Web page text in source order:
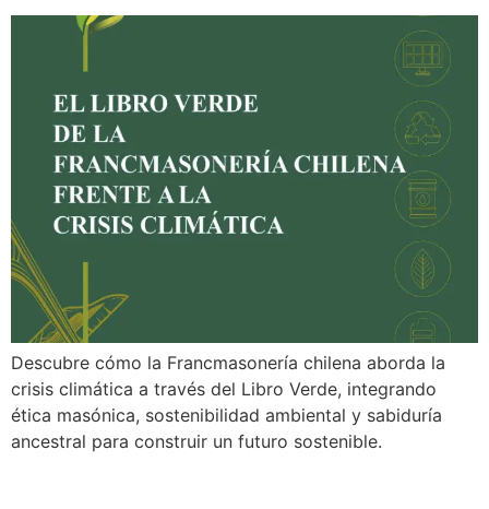
Descubre cómo la Francmasonería chilena aborda la
crisis climática a través del Libro Verde, integrando
ética masónica, sostenibilidad ambiental y sabiduría
ancestral para construir un futuro sostenible.